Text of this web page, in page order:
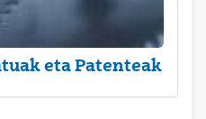
eta Patenteak